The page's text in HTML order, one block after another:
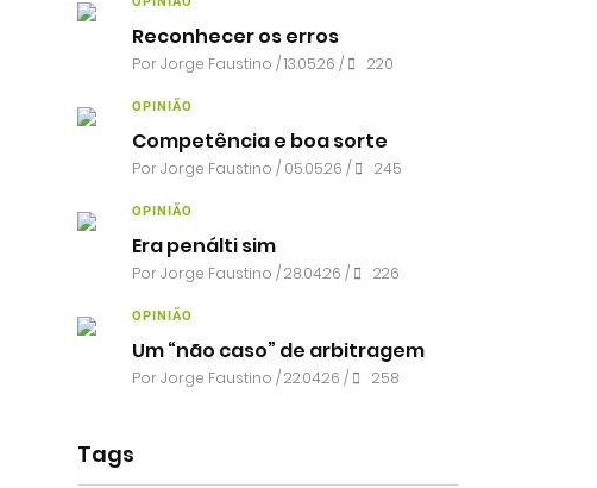
Reconhecer os erros
PorJorge Faustino / 13.05.26 / 220
OPINIÃO
Competência e boa sorte
PorJorge Faustino / 05.05.26 / 245
OPINIÃO
Era penálti sim
PorJorge Faustino / 28.04.26 / 226
OPINIÃO
Um “não caso” de arbitragem
PorJorge Faustino / 22.04.26 / 258
Tags